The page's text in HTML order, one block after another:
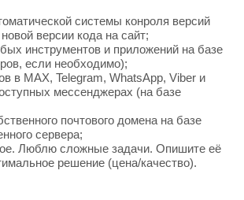
системы конроля версий
версии кода на сайт;
инструментов и приложений на базе
если необходимо);
в MAX, Telegram, WhatsApp, Viber и
мессенджерах (на базе
почтового домена на базе
сервера;
Люблю сложные задачи. Опишите её
решение (цена/качество).